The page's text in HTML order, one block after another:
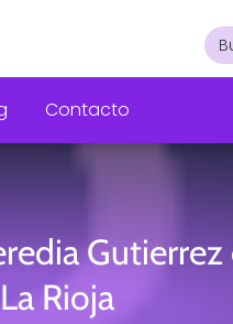
Contacto
Gutierrez
Rioja